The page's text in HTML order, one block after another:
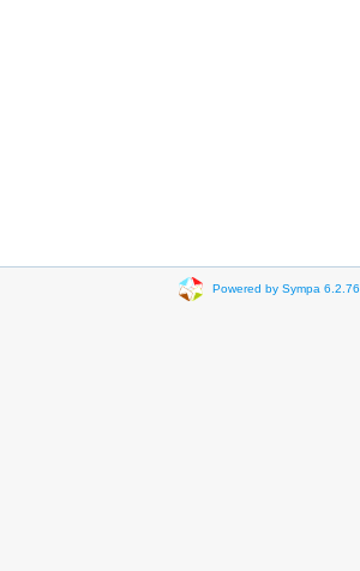
Powered by Sympa 6.2.76